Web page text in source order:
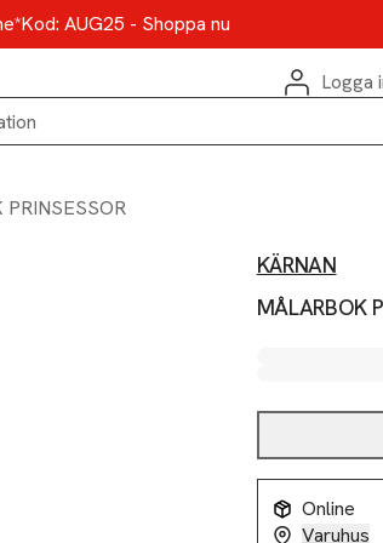
Kod: AUG25 - Shoppa nu
Logga
PRINSESSOR
KÄRNAN
MÅLARBOK
Online
Varuhus